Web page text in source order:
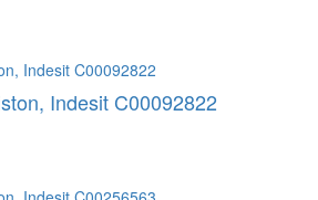
Indesit C00092822